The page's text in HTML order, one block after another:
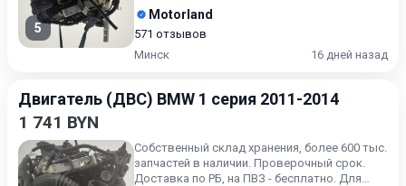
5
Motorland
571 отзывов
Минск
16 дней назад
Двигатель (ДВС) BMW 1 серия 2011-2014
1 741 BYN
Собственный склад хранения, более 600 тыс.
запчастей в наличии. Проверочный срок.
Доставка по РБ, на ПВЗ - бесплатно. Для